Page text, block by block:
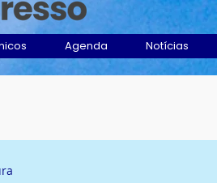
Agenda Notícias